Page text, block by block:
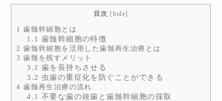
目次 [hide]
1 歯髄幹細胞とは
1.1 歯髄幹細胞の特徴
2 歯髄幹細胞を活用した歯髄再生治療とは
3 歯髄を残すメリット
3.1
歯を長持ちさせる
3.2 虫歯の重症化を防ぐことができる
4 歯髄再生治療の流れ
4.1
不要な歯の抜歯と歯髄幹細胞の採取